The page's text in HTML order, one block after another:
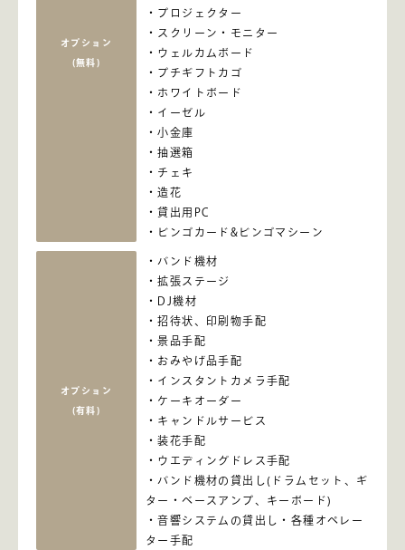
オプション
(無料)
プロジェクター
スクリーン・モニター
ウェルカムボード
プチギフトカゴ
ホワイトボード
イーゼル
小金庫
抽選箱
チェキ
造花
貸出用PC
ビンゴカード&ビンゴマシーン
オプション
(有料)
バンド機材
拡張ステージ
DJ機材
招待状、印刷物手配
景品手配
おみやげ品手配
インスタントカメラ手配
ケーキオーダー
キャンドルサービス
装花手配
ウエディングドレス手配
バンド機材の貸出し(ドラムセット、ギ
ター・ベースアンプ、キーボード)
音響システムの貸出し・各種オペレー
ター手配